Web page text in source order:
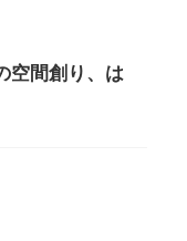
間創り、は